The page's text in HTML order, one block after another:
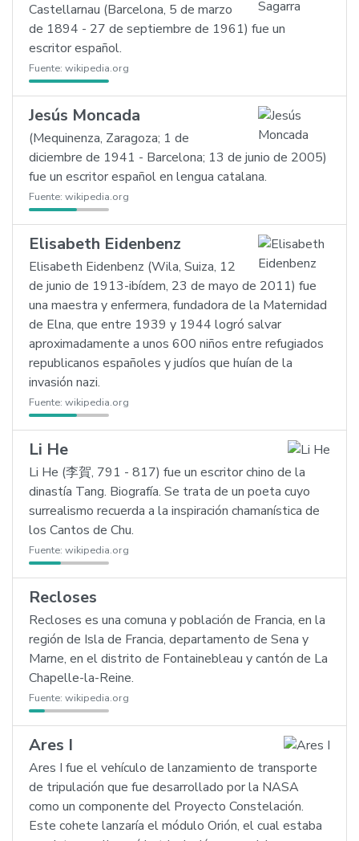
Castellarnau (Barcelona, 5 de marzo
de 1894 - 27 de septiembre de 1961) fue un
escritor español.
Fuente: wikipedia.org
Jesús Moncada
(Mequinenza, Zaragoza; 1 de
diciembre de 1941 - Barcelona; 13 de junio de 2005)
fue un escritor español en lengua catalana.
Fuente: wikipedia.org
Elisabeth Eidenbenz
Elisabeth Eidenbenz (Wila, Suiza, 12
de junio de 1913-ibídem, 23 de mayo de 2011) fue
una maestra y enfermera, fundadora de la Maternidad
de Elna, que entre 1939 y 1944 logró salvar
aproximadamente a unos 600 niños entre refugiados
republicanos españoles y judíos que huían de la
invasión nazi.
Fuente: wikipedia.org
Li He
Li He (李賀, 791 - 817) fue un escritor chino de la
dinastía Tang. Biografía. Se trata de un poeta cuyo
surrealismo recuerda a la inspiración chamanística de
los Cantos de Chu.
Fuente: wikipedia.org
Recloses
Recloses es una comuna y población de Francia, en la
región de Isla de Francia, departamento de Sena y
Marne, en el distrito de Fontainebleau y cantón de La
Chapelle-la-Reine.
Fuente: wikipedia.org
Ares I
Ares I fue el vehículo de lanzamiento de transporte
de tripulación que fue desarrollado por la NASA
como un componente del Proyecto Constelación.
Este cohete lanzaría el módulo Orión, el cual estaba